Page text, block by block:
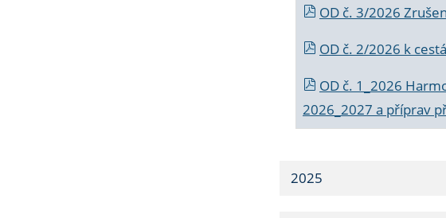
OD č. 3/2026
OD č. 2/2026 k
OD č. 1_2026
2026_2027 a příprav
2025